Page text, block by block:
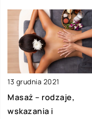
13 grudnia 2021
Masaż – rodzaje,
wskazania i